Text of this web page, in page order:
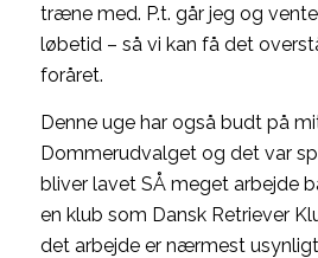
træne med. P.t. går jeg og
løbetid – så vi kan få det
foråret.
Denne uge har også budt på
Dommerudvalget og det var
bliver lavet SÅ meget arbejde
en klub som Dansk Retriever
det arbejde er nærmest